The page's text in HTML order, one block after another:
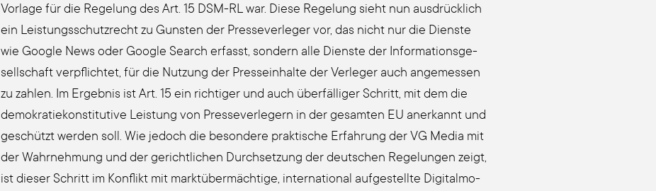
Vor­la­ge für die Rege­lung des Art. 15 DSM-RL war. Die­se Rege­lung sieht nun ausdrücklich
ein Leis­tungs­schutz­recht zu Guns­ten der Pres­se­ver­le­ger vor, das nicht nur die Diens­te
wie Goog­le News oder Goog­le Search erfasst, son­dern alle Diens­te der Infor­ma­ti­ons­ge­
sell­schaft ver­pflich­tet, für die Nut­zung der Pres­se­inhal­te der Ver­le­ger auch ange­mes­sen
zu zah­len. Im Ergeb­nis ist Art. 15 ein rich­ti­ger und auch überfälliger Schritt, mit dem die
demo­kra­tie­kon­sti­tu­ti­ve Leis­tung von Pres­se­ver­le­gern in der gesam­ten EU aner­kannt und
geschützt wer­den soll. Wie jedoch die beson­de­re prak­ti­sche Erfah­rung der VG Media mit
der Wahr­neh­mung und der gericht­li­chen Durch­set­zung der deut­schen Rege­lun­gen zeigt,
ist die­ser Schritt im Kon­flikt mit marktübermächtige, international auf­ge­stell­te Digi­tal­mo­